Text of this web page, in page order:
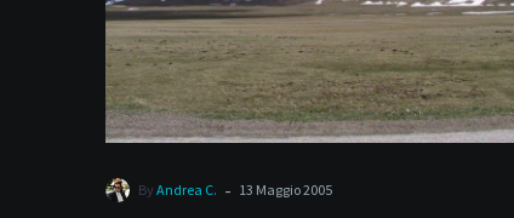
By Andrea C. - 13 Maggio 2005